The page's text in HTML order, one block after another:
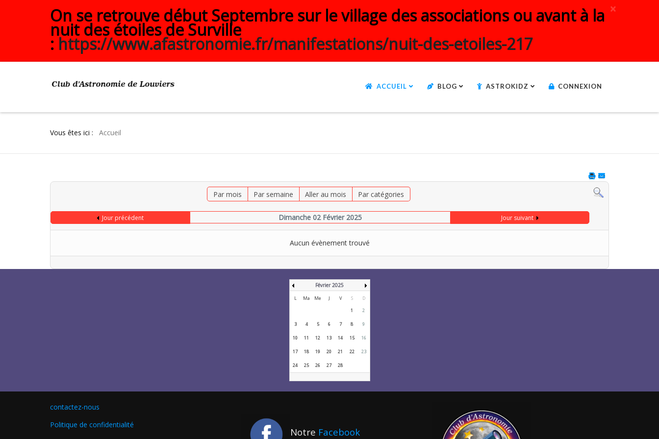
×
On se retrouve début Septembre sur le village des associations ou avant à la
nuit des étoiles de Surville
: https://www.afastronomie.fr/manifestations/nuit-des-etoiles-217
ACCUEIL BLOG ASTROKIDZ CONNEXION
Vous êtes ici : Accueil
Par mois Par semaine Aller au mois Par catégories
Jour précédent Dimanche 02 Février 2025 Jour suivant
Aucun évènement trouvé
Février 2025
L Ma Me J V S
D
1
2
3 4 5 6 7 8 9
10 11 12 13 14 15 16
17 18 19 20 21 22 23
24 25 26 27 28
contactez-nous
Politique de confidentialité
Notre Facebook